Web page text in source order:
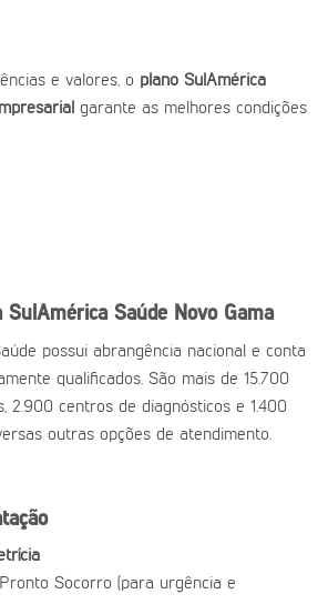
e valores, o plano SulAmérica
garante as melhores condições
SulAmérica Saúde Novo Gama
possui abrangência nacional e conta
qualificados. São mais de 15.700
2.900 centros de diagnósticos e 1.400
outras opções de atendimento.
Socorro (para urgência e